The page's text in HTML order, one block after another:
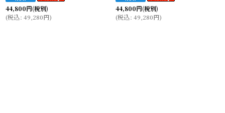
44,800円(税別)
(税込: 49,280円)
44,800円(税別)
(税込: 49,280円)